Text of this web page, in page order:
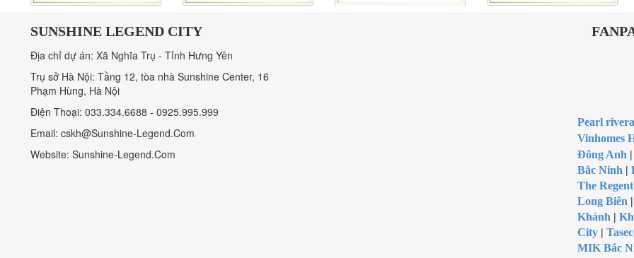
SUNSHINE LEGEND CITY
Địa chỉ dự án: Xã Nghĩa Trụ - Tỉnh Hưng Yên
Trụ sở Hà Nội: Tầng 12, tòa nhà Sunshine Center, 16
Phạm Hùng, Hà Nội
Điện Thoại: 033.334.6688 - 0925.995.999
Email: cskh@Sunshine-Legend.Com
Website: Sunshine-Legend.Com
Pearl
Vinhomes
Đông Anh
Bắc Ninh |
The Regent
Long Biên
Khánh |
City|
MIK Bắc